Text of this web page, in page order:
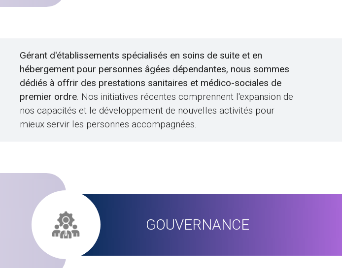
Gérant d'établissements spécialisés en soins de suite et en
hébergement pour personnes âgées dépendantes, nous sommes
dédiés à offrir des prestations sanitaires et médico-sociales de
premier ordre. Nos initiatives récentes comprennent l'expansion de
nos capacités et le développement de nouvelles activités pour
mieux servir les personnes accompagnées.
GOUVERNANCE